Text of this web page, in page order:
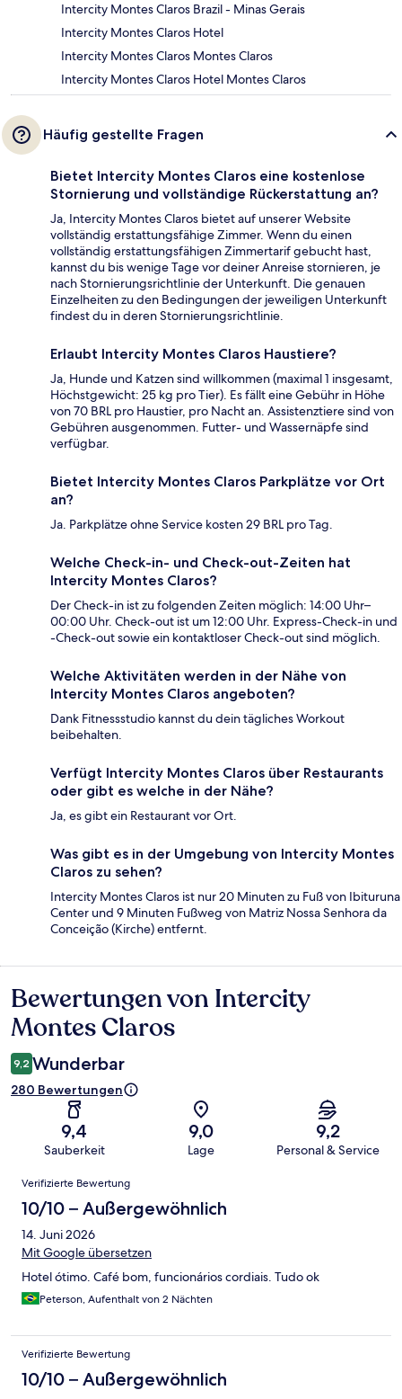
Intercity Montes Claros Brazil - Minas Gerais
Intercity Montes Claros Hotel
Intercity Montes Claros Montes Claros
Intercity Montes Claros Hotel Montes Claros
Häufig gestellte Fragen
Bietet Intercity Montes Claros eine kostenlose
Stornierung und vollständige Rückerstattung an?
Ja, Intercity Montes Claros bietet auf unserer Website
vollständig erstattungsfähige Zimmer. Wenn du einen
vollständig erstattungsfähigen Zimmertarif gebucht hast,
kannst du bis wenige Tage vor deiner Anreise stornieren, je
nach Stornierungsrichtlinie der Unterkunft. Die genauen
Einzelheiten zu den Bedingungen der jeweiligen Unterkunft
findest du in deren Stornierungsrichtlinie.
Erlaubt Intercity Montes Claros Haustiere?
Ja, Hunde und Katzen sind willkommen (maximal 1 insgesamt,
Höchstgewicht: 25 kg pro Tier). Es fällt eine Gebühr in Höhe
von 70 BRL pro Haustier, pro Nacht an. Assistenztiere sind von
Gebühren ausgenommen. Futter- und Wassernäpfe sind
verfügbar.
Bietet Intercity Montes Claros Parkplätze vor Ort
an?
Ja. Parkplätze ohne Service kosten 29 BRL pro Tag.
Welche Check-in- und Check-out-Zeiten hat
Intercity Montes Claros?
Der Check-in ist zu folgenden Zeiten möglich: 14:00 Uhr–
00:00 Uhr. Check-out ist um 12:00 Uhr. Express-Check-in und
-Check-out sowie ein kontaktloser Check-out sind möglich.
Welche Aktivitäten werden in der Nähe von
Intercity Montes Claros angeboten?
Dank Fitnessstudio kannst du dein tägliches Workout
beibehalten.
Verfügt Intercity Montes Claros über Restaurants
oder gibt es welche in der Nähe?
Ja, es gibt ein Restaurant vor Ort.
Was gibt es in der Umgebung von Intercity Montes
Claros zu sehen?
Intercity Montes Claros ist nur 20 Minuten zu Fuß von Ibituruna
Center und 9 Minuten Fußweg von Matriz Nossa Senhora da
Conceição (Kirche) entfernt.
Bewertungen
Bewertungen von Intercity
Montes Claros
9,2 Wunderbar
280 Bewertungen
9,4
Sauberkeit
9,0
Lage
9,2
Personal & Service
Bewertungen
Verifizierte Bewertung
10/10 – Außergewöhnlich
14. Juni 2026
Mit Google übersetzen
Hotel ótimo. Café bom, funcionários cordiais. Tudo ok
Peterson, Aufenthalt von 2 Nächten
Verifizierte Bewertung
10/10 – Außergewöhnlich